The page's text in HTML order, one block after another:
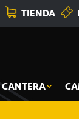
TIENDA
CANTERA